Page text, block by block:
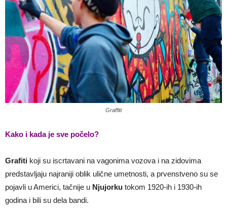
Graffiti
Kako i kada je sve počelo?
Grafiti koji su iscrtavani na vagonima vozova i na zidovima
predstavljaju najraniji oblik ulične umetnosti, a prvenstveno su se
pojavli u Americi, tačnije u Njujorku tokom 1920-ih i 1930-ih
godina i bili su dela bandi.